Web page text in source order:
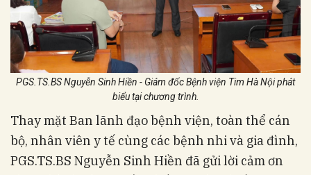
PGS.TS.BS Nguyễn Sinh Hiền - Giám đốc Bệnh viện Tim Hà Nội phát
biểu tại chương trình.
Thay mặt Ban lãnh đạo bệnh viện, toàn thể cán
bộ, nhân viên y tế cùng các bệnh nhi và gia đình,
PGS.TS.BS Nguyễn Sinh Hiền đã gửi lời cảm ơn